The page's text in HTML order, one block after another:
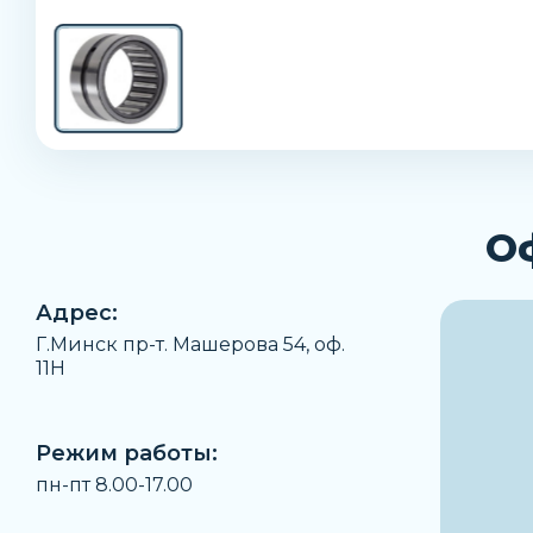
Адрес:
Г.Минск пр-т. Машерова 54, оф.
11H
Режим работы:
пн-пт 8.00-17.00